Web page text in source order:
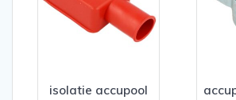
isolatie accupool